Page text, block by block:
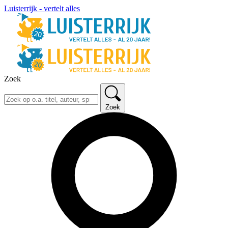
Luisterrijk - vertelt alles
Zoek
Zoek